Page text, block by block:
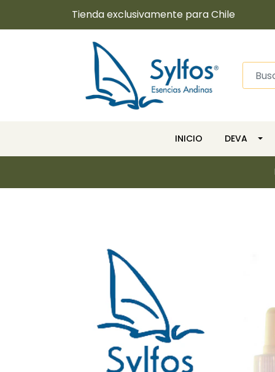
Tienda exclusivamente para Chile
INICIO DEVA